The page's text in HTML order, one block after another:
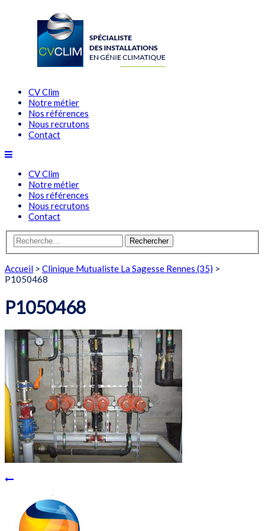
CV Clim
Notre métier
Nos références
Nous recrutons
Contact
CV Clim
Notre métier
Nos références
Nous recrutons
Contact
Rechercher
Accueil > Clinique Mutualiste La Sagesse Rennes (35) >
P1050468
P1050468